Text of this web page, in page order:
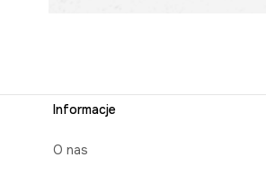
Informacje
O nas